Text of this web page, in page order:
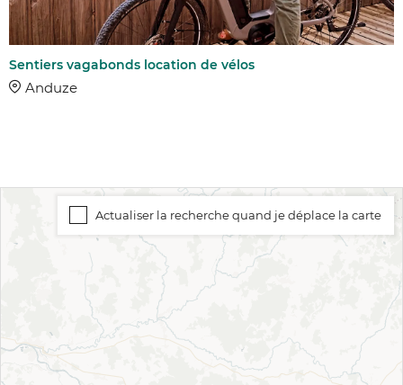
Sentiers vagabonds location de vélos
Anduze
Actualiser la recherche quand je déplace la carte